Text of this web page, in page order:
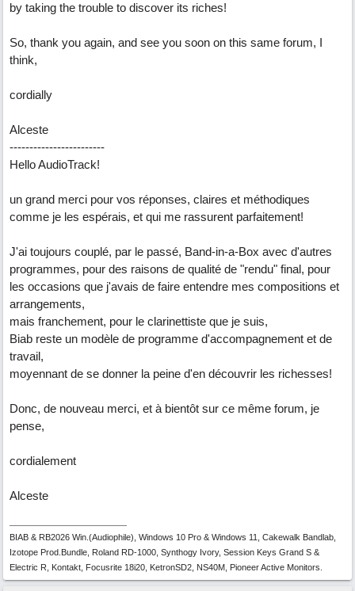
by taking the trouble to discover its riches!
So, thank you again, and see you soon on this same forum, I
think,
cordially
Alceste
------------------------
Hello AudioTrack!
un grand merci pour vos réponses, claires et méthodiques
comme je les espérais, et qui me rassurent parfaitement!
J'ai toujours couplé, par le passé, Band-in-a-Box avec d'autres
programmes, pour des raisons de qualité de "rendu" final, pour
les occasions que j'avais de faire entendre mes compositions et
arrangements,
mais franchement, pour le clarinettiste que je suis,
Biab reste un modèle de programme d'accompagnement et de
travail,
moyennant de se donner la peine d'en découvrir les richesses!
Donc, de nouveau merci, et à bientôt sur ce même forum, je
pense,
cordialement
Alceste
BIAB & RB2026 Win.(Audiophile), Windows 10 Pro & Windows 11, Cakewalk Bandlab,
Izotope Prod.Bundle, Roland RD-1000, Synthogy Ivory, Session Keys Grand S &
Electric R, Kontakt, Focusrite 18i20, KetronSD2, NS40M, Pioneer Active Monitors.